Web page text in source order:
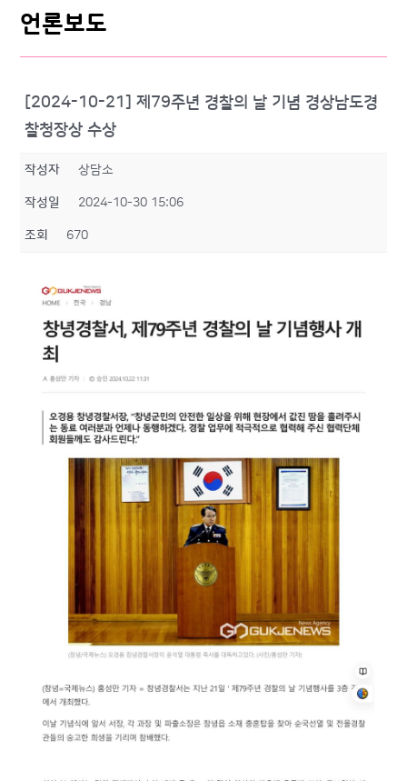
언론보도
[2024-10-21] 제79주년 경찰의 날 기념 경상남도경
찰청장상 수상
작성자 상담소
작성일 2024-10-30 15:06
조회 670